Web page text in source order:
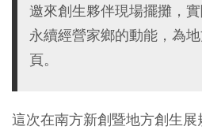
邀來創生夥伴現場擺攤，
永續經營家鄉的動能，為
頁。
這次在南方新創暨地方創生